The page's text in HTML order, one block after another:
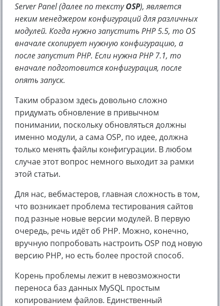
Server Panel (далее по текстуOSP), является
неким менеджером конфигураций для различных
модулей. Когда нужно запустить PHP 5.5, то OS
вначале скопирует нужную конфигурацию, а
после запустит PHP. Если нужна PHP 7.1, то
вначале подготовится конфигурация, после
опять запуск.
Таким образом здесь довольно сложно
придумать обновление в привычном
понимании, поскольку обновляться должны
именно модули, а сама OSP, по идее, должна
только менять файлы конфигурации. В любом
случае этот вопрос немного выходит за рамки
этой статьи.
Для нас, вебмастеров, главная сложность в том,
что возникает проблема тестирования сайтов
под разные новые версии модулей. В первую
очередь, речь идёт об PHP. Можно, конечно,
вручную попробовать настроить OSP под новую
версию PHP, но есть более простой способ.
Корень проблемы лежит в невозможности
переноса баз данных MySQL простым
копированием файлов. Единственный